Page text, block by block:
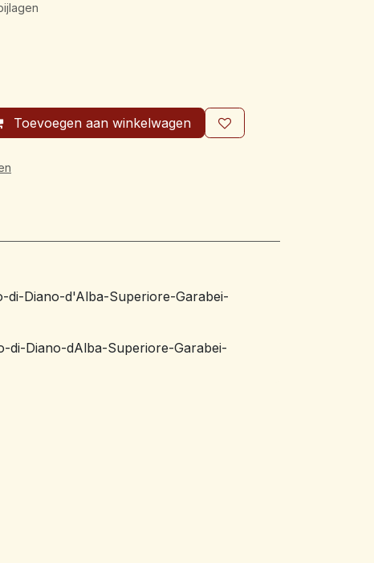
Toevoegen aan winkelwagen
di-Diano-d'Alba-Superiore-Garabei-
di-Diano-dAlba-Superiore-Garabei-